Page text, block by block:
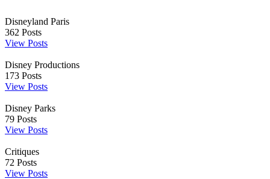
Disneyland Paris
362 Posts
View Posts
Disney Productions
173 Posts
View Posts
Disney Parks
79 Posts
View Posts
Critiques
72 Posts
View Posts